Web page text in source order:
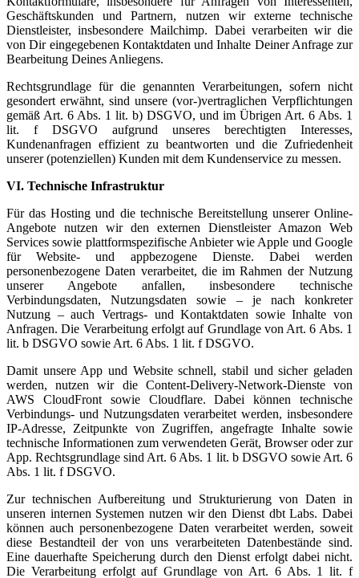
Geschäftskunden und Partnern, nutzen wir externe technische
Dienstleister, insbesondere Mailchimp. Dabei verarbeiten wir die
von Dir eingegebenen Kontaktdaten und Inhalte Deiner Anfrage zur
Bearbeitung Deines Anliegens.
Rechtsgrundlage für die genannten Verarbeitungen, sofern nicht
gesondert erwähnt, sind unsere (vor-)vertraglichen Verpflichtungen
gemäß Art. 6 Abs. 1 lit. b) DSGVO, und im Übrigen Art. 6 Abs. 1
lit. f DSGVO aufgrund unseres berechtigten Interesses,
Kundenanfragen effizient zu beantworten und die Zufriedenheit
unserer (potenziellen) Kunden mit dem Kundenservice zu messen.
VI. Technische Infrastruktur
Für das Hosting und die technische Bereitstellung unserer Online-
Angebote nutzen wir den externen Dienstleister Amazon Web
Services sowie plattformspezifische Anbieter wie Apple und Google
für Website- und appbezogene Dienste. Dabei werden
personenbezogene Daten verarbeitet, die im Rahmen der Nutzung
unserer Angebote anfallen, insbesondere technische
Verbindungsdaten, Nutzungsdaten sowie – je nach konkreter
Nutzung – auch Vertrags- und Kontaktdaten sowie Inhalte von
Anfragen. Die Verarbeitung erfolgt auf Grundlage von Art. 6 Abs. 1
lit. b DSGVO sowie Art. 6 Abs. 1 lit. f DSGVO.
Damit unsere App und Website schnell, stabil und sicher geladen
werden, nutzen wir die Content-Delivery-Network-Dienste von
AWS CloudFront sowie Cloudflare. Dabei können technische
Verbindungs- und Nutzungsdaten verarbeitet werden, insbesondere
IP-Adresse, Zeitpunkte von Zugriffen, angefragte Inhalte sowie
technische Informationen zum verwendeten Gerät, Browser oder zur
App. Rechtsgrundlage sind Art. 6 Abs. 1 lit. b DSGVO sowie Art. 6
Abs. 1 lit. f DSGVO.
Zur technischen Aufbereitung und Strukturierung von Daten in
unseren internen Systemen nutzen wir den Dienst dbt Labs. Dabei
können auch personenbezogene Daten verarbeitet werden, soweit
diese Bestandteil der von uns verarbeiteten Datenbestände sind.
Eine dauerhafte Speicherung durch den Dienst erfolgt dabei nicht.
Die Verarbeitung erfolgt auf Grundlage von Art. 6 Abs. 1 lit. f